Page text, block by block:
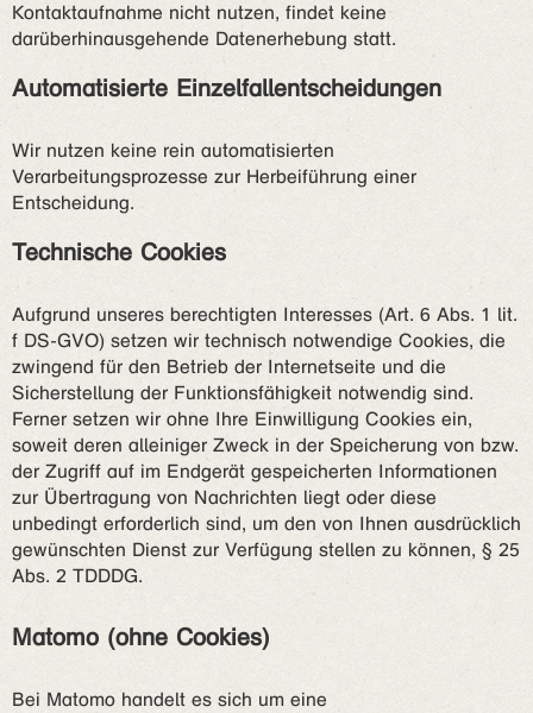
Kontaktaufnahme nicht nutzen, findet keine
darüberhinausgehende Datenerhebung statt.
Automatisierte Einzelfallentscheidungen
Wir nutzen keine rein automatisierten
Verarbeitungsprozesse zur Herbeiführung einer
Entscheidung.
Technische Cookies
Aufgrund unseres berechtigten Interesses (Art. 6 Abs. 1 lit.
f DS-GVO) setzen wir technisch notwendige Cookies, die
zwingend für den Betrieb der Internetseite und die
Sicherstellung der Funktionsfähigkeit notwendig sind.
Ferner setzen wir ohne Ihre Einwilligung Cookies ein,
soweit deren alleiniger Zweck in der Speicherung von bzw.
der Zugriff auf im Endgerät gespeicherten Informationen
zur Übertragung von Nachrichten liegt oder diese
unbedingt erforderlich sind, um den von Ihnen ausdrücklich
gewünschten Dienst zur Verfügung stellen zu können, § 25
Abs. 2 TDDDG.
Matomo (ohne Cookies)
Bei Matomo handelt es sich um eine